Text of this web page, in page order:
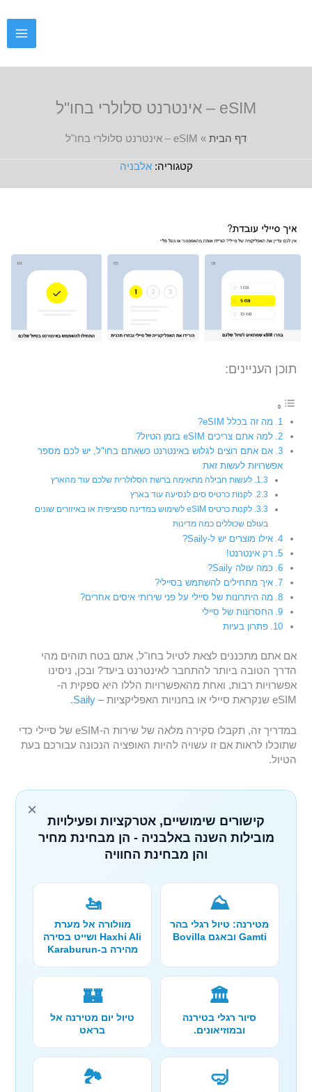
eSIM – אינטרנט סלולרי בחו"ל
דף הבית » eSIM – אינטרנט סלולרי בחו"ל
אלבניה
תוכן העניינים:
מה זה בכלל eSIM?
למה אתם צריכים eSIM בזמן הטיול?
אם אתם רוצים לגלוש באינטרנט כשאתם בחו"ל, יש לכם מספר
אפשרויות לעשות זאת
לעשות חבילה מתאימה ברשת הסלולרית שלכם עוד מהארץ
לקנות כרטיס סים לנסיעה עוד בארץ
לקנות כרטיס eSIM לשימוש במדינה ספציפית או באיזורים שונים
בעולם שכוללים כמה מדינות
אילו מוצרים יש ל-Saily?
רק אינטרנט!
כמה עולה Saily?
איך מתחילים להשתמש בסיילי?
מה היתרונות של סיילי על פני שירותי איסים אחרים?
החסרונות של סיילי
פתרון בעיות
אם אתם מתכננים לצאת לטיול בחו"ל, אתם בטח תוהים מהי
הדרך הטובה ביותר להתחבר לאינטרנט ביעד? ובכן, ניסינו
אפשרויות רבות, ואחת מהאפשרויות הללו היא ספקית ה-
eSIM שנקראת סיילי או בחנויות האפליקציות –
Saily
.
במדריך זה, תקבלו סקירה מלאה של שירות ה-eSIM של סיילי כדי
שתוכלו לראות אם זו עשויה להיות האופציה הנכונה עבורכם בעת
הטיול.
×
קישורים שימושיים, אטרקציות ופעילויות
מובילות השנה באלבניה - הן מבחינת מחיר
והן מבחינת החוויה
⛰️
מטירנה: טיול רגלי בהר
Gamti ובאגם Bovilla
🚤
מוולורה אל מערת
Haxhi Ali ושייט בסירה
מהירה ב-Karaburun
🏛️
סיור רגלי בטירנה
ובמוזיאונים.
🏰
טיול יום מטירנה אל
בראט
🤿
🏞️